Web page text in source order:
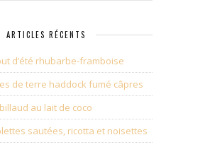
ARTICLES RÉCENTS
d’été rhubarbe-framboise
de terre haddock fumé câpres
au lait de coco
sautées, ricotta et noisettes